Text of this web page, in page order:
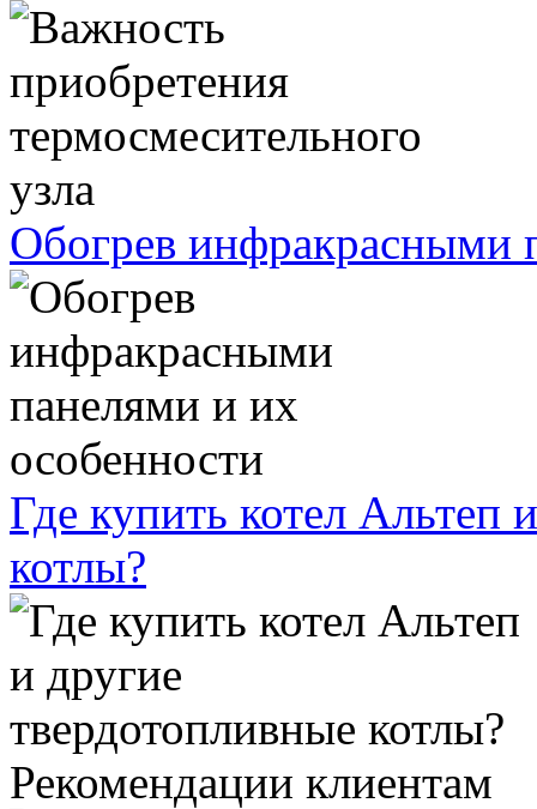
Обогрев инфракрасными
Где купить котел Альтеп
котлы?
Рекомендации клиентам